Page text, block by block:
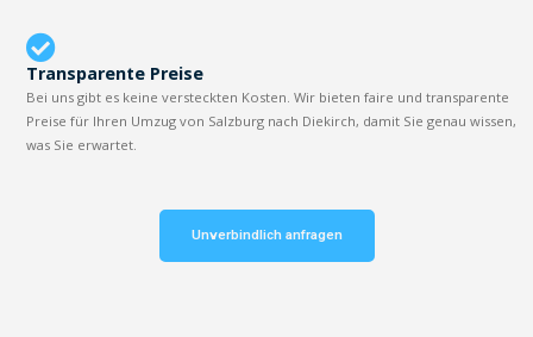
Transparente Preise
Bei uns gibt es keine versteckten Kosten. Wir bieten faire und transparente
Preise für Ihren Umzug von Salzburg nach Diekirch, damit Sie genau wissen,
was Sie erwartet.
Unverbindlich anfragen